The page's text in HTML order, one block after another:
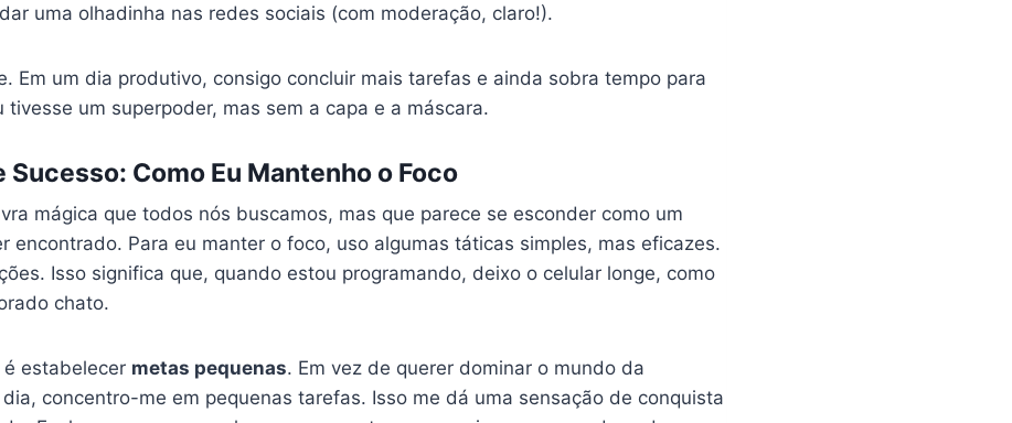
uma olhadinha nas redes sociais (com moderação, claro!).
Em um dia produtivo, consigo concluir mais tarefas e ainda sobra tempo para
tivesse um superpoder, mas sem a capa e a máscara.
Como Eu Mantenho o Foco
mágica que todos nós buscamos, mas que parece se esconder como um
encontrado. Para eu manter o foco, uso algumas táticas simples, mas eficazes.
Isso significa que, quando estou programando, deixo o celular longe, como
chato.
estabelecer metas pequenas. Em vez de querer dominar o mundo da
concentro-me em pequenas tarefas. Isso me dá uma sensação de conquista